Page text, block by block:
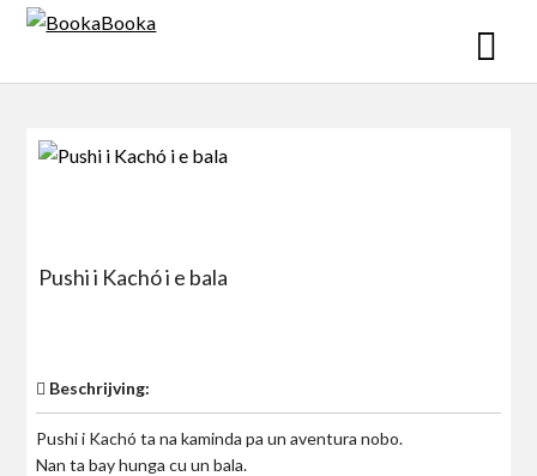
Skip
Pushi i Kachó i e bala
Beschrijving:
Pushi i Kachó ta na kaminda pa un aventura nobo.
Nan ta bay hunga cu un bala.